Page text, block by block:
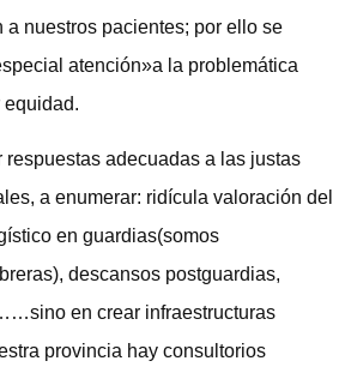
a nuestros pacientes; por ello se
atención»a la problemática
equidad.
respuestas adecuadas a las justas
a enumerar: ridícula valoración del
en guardias(somos
descansos postguardias,
en crear infraestructuras
provincia hay consultorios